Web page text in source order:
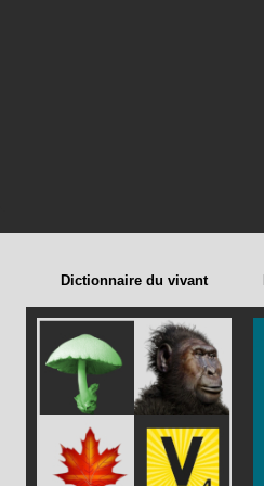
Dictionnaire du vivant